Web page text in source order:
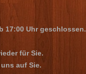
17:00 Uhr geschlossen.
für Sie.
auf Sie.